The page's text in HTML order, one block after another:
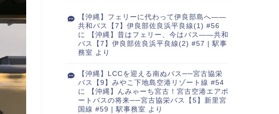
【沖縄】フェリーに代わって伊良部島へ――
共和バス【7】伊良部佐良浜平良線(1) #56
に
【沖縄】昔はフェリー、今はバス――共和
バス【7】伊良部佐良浜平良線(2) #57 | 駅事
務室 より
【沖縄】LCCを迎える南ぬバス──宮古協栄
バス【9】みやこ下地島空港リゾート線 #54
に
【沖縄】んみゃーち宮古！宮古空港エアポ
ートバスの将来──宮古協栄バス【5】新里宮
国線 #59 | 駅事務室 より